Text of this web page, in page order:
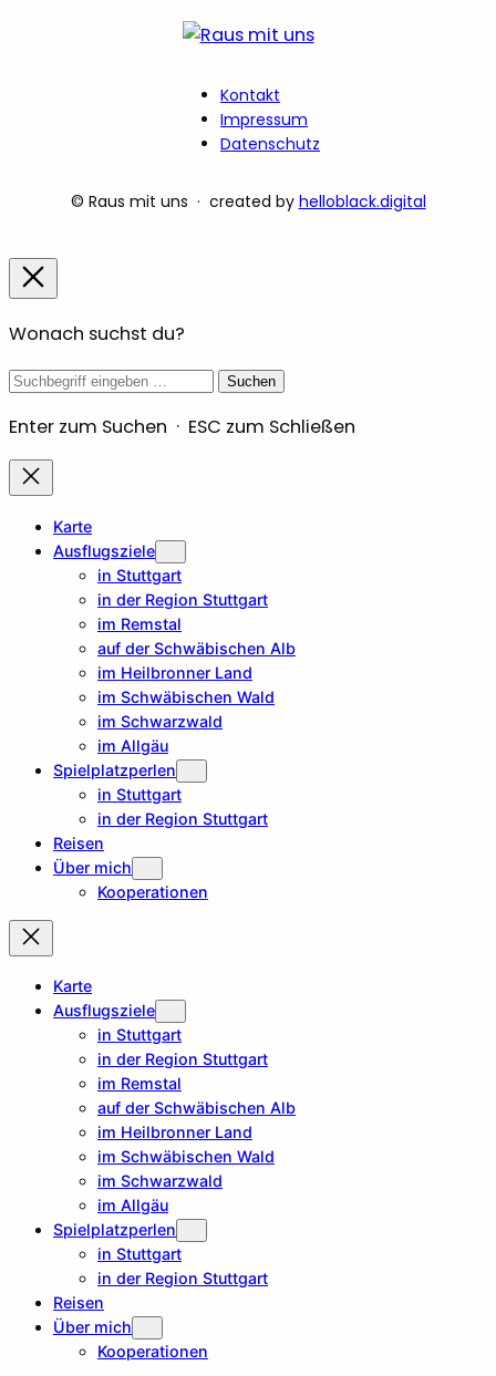
Kontakt
Impressum
Datenschutz
© Raus mit uns · created by helloblack.digital
Wonach suchst du?
Suchbegriff
Suchen
Enter zum Suchen · ESC zum Schließen
Karte
Ausflugsziele
in Stuttgart
in der Region Stuttgart
im Remstal
auf der Schwäbischen Alb
im Heilbronner Land
im Schwäbischen Wald
im Schwarzwald
im Allgäu
Spielplatzperlen
in Stuttgart
in der Region Stuttgart
Reisen
Über mich
Kooperationen
Karte
Ausflugsziele
in Stuttgart
in der Region Stuttgart
im Remstal
auf der Schwäbischen Alb
im Heilbronner Land
im Schwäbischen Wald
im Schwarzwald
im Allgäu
Spielplatzperlen
in Stuttgart
in der Region Stuttgart
Reisen
Über mich
Kooperationen